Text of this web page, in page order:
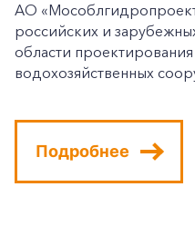
АО
российских и
области
водохозяйственных
Подробнее